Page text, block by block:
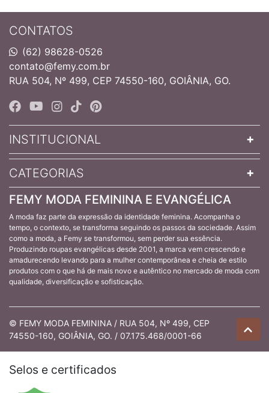
CONTATOS
(62) 98628-0526
contato@femy.com.br
RUA 504, Nº 499, CEP 74550-160, GOIÂNIA, GO.
INSTITUCIONAL
CATEGORIAS
FEMY MODA FEMININA E EVANGÉLICA
A moda faz parte da expressão da identidade feminina. Acompanha o
tempo, o contexto, se transforma seguindo os passos da sociedade. Assim
como a moda, a Femy se transformou, sem perder sua essência.
Produzindo roupas evangélicas desde 2001, a marca vem crescendo e
amadurecendo levando para a mulher contemporânea e cheia de estilo
produtos com o que há de mais novo e autêntico no mercado de moda com
qualidade, diversificação e sofisticação.
© FEMY MODA FEMININA / RUA 504, Nº 499, CEP
74550-160, GOIÂNIA, GO. / 07.175.468/0001-66
Selos e certificados